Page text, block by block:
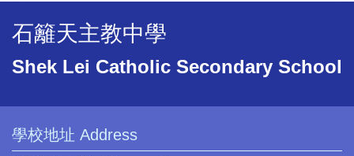
石籬天主教中學
Shek Lei Catholic Secondary School
學校地址 Address